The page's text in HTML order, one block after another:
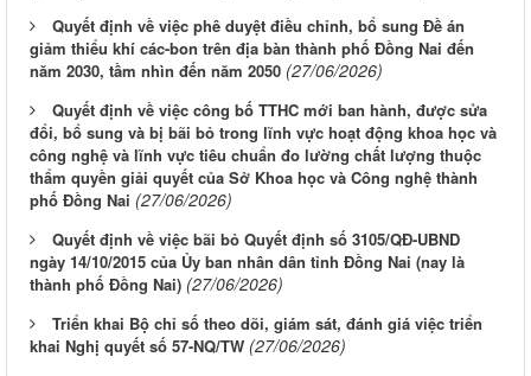
Quyết định về việc phê duyệt điều chỉnh, bổ sung Đề án
giảm thiểu khí các-bon trên địa bàn thành phố Đồng Nai đến
năm 2030, tầm nhìn đến năm 2050 (27/06/2026)
Quyết định về việc công bố TTHC mới ban hành, được sửa
đổi, bổ sung và bị bãi bỏ trong lĩnh vực hoạt động khoa học và
công nghệ và lĩnh vực tiêu chuẩn đo lường chất lượng thuộc
thẩm quyền giải quyết của Sở Khoa học và Công nghệ thành
phố Đồng Nai (27/06/2026)
Quyết định về việc bãi bỏ Quyết định số 3105/QĐ-UBND
ngày 14/10/2015 của Ủy ban nhân dân tỉnh Đồng Nai (nay là
thành phố Đồng Nai) (27/06/2026)
Triển khai Bộ chỉ số theo dõi, giám sát, đánh giá việc triển
khai Nghị quyết số 57-NQ/TW (27/06/2026)
Từ ngày 03/8/2026 đến ngày 09/8/2026